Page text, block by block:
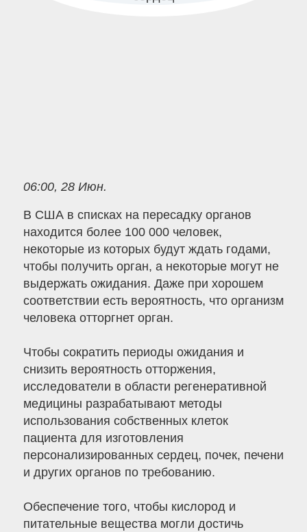
06:00, 28 Июн.
В США в списках на пересадку органов
находится более 100 000 человек,
некоторые из которых будут ждать годами,
чтобы получить орган, а некоторые могут не
выдержать ожидания. Даже при хорошем
соответствии есть вероятность, что организм
человека отторгнет орган.
Чтобы сократить периоды ожидания и
снизить вероятность отторжения,
исследователи в области регенеративной
медицины разрабатывают методы
использования собственных клеток
пациента для изготовления
персонализированных сердец, почек, печени
и других органов по требованию.
Обеспечение того, чтобы кислород и
питательные вещества могли достичь